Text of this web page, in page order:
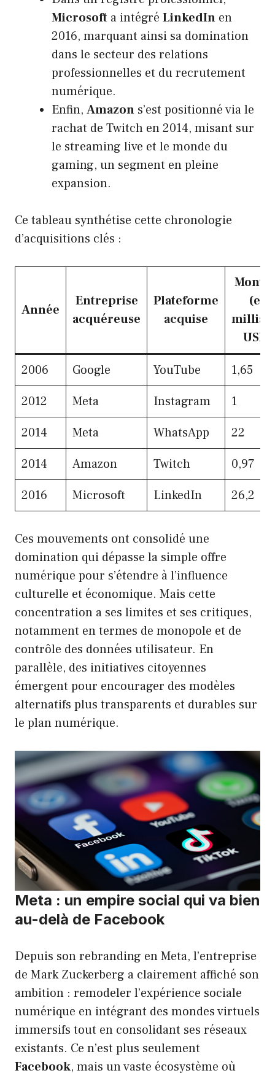
Microsoft a intégré LinkedIn en
2016, marquant ainsi sa domination
dans le secteur des relations
professionnelles et du recrutement
numérique.
Enfin, Amazon s’est positionné via le
rachat de Twitch en 2014, misant sur
le streaming live et le monde du
gaming, un segment en pleine
expansion.
Ce tableau synthétise cette chronologie
d’acquisitions clés :
Année
Entreprise
acquéreuse
Plateforme
acquise
(en
USD)
2006 Google YouTube
1,65
2012
Meta Instagram
1
2014
Meta WhatsApp
22
2014
Amazon Twitch
0,97
2016
Microsoft LinkedIn 26,2
Ces mouvements ont consolidé une
domination qui dépasse la simple offre
numérique pour s’étendre à l’influence
culturelle et économique. Mais cette
concentration a ses limites et ses critiques,
notamment en termes de monopole et de
contrôle des données utilisateur. En
parallèle, des initiatives citoyennes
émergent pour encourager des modèles
alternatifs plus transparents et durables sur
le plan numérique.
Meta : un empire social qui va bien
au-delà de Facebook
Depuis son rebranding en Meta, l’entreprise
de Mark Zuckerberg a clairement affiché son
ambition : remodeler l’expérience sociale
numérique en intégrant des mondes virtuels
immersifs tout en consolidant ses réseaux
existants. Ce n’est plus seulement
Facebook, mais un vaste écosystème où